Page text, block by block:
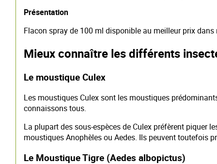
Présentation
Flacon spray de 100 ml disponible au meilleur prix
Mieux connaître les différents
Le moustique Culex
Les moustiques Culex sont les moustiques
connaissons tous.
La plupart des sous-espèces de Culex préfèrent piquer
moustiques Anophèles ou Aedes. Ils peuvent toutefois
Le Moustique Tigre (Aedes albopictus)